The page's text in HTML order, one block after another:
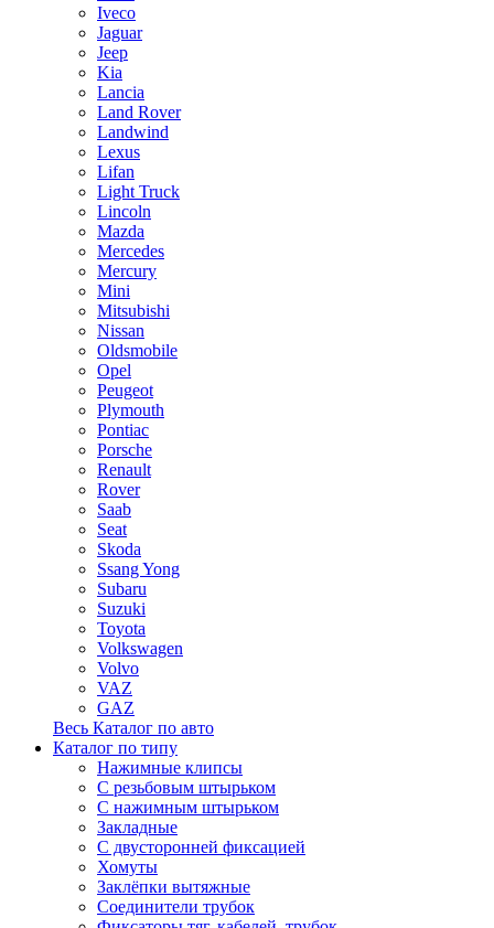
Iveco
Jaguar
Jeep
Kia
Lancia
Land Rover
Landwind
Lexus
Lifan
Light Truck
Lincoln
Mazda
Mercedes
Mercury
Mini
Mitsubishi
Nissan
Oldsmobile
Opel
Peugeot
Plymouth
Pontiac
Porsche
Renault
Rover
Saab
Seat
Skoda
Ssang Yong
Subaru
Suzuki
Toyota
Volkswagen
Volvo
VAZ
GAZ
Весь Каталог по авто
Каталог по типу
Нажимные клипсы
С резьбовым штырьком
С нажимным штырьком
Закладные
С двусторонней фиксацией
Хомуты
Заклёпки вытяжные
Соединители трубок